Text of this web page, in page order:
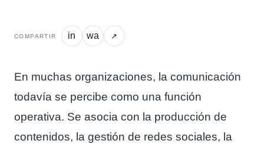
COMPARTIR in wa ↗
En muchas organizaciones, la comunicación
todavía se percibe como una función
operativa. Se asocia con la producción de
contenidos, la gestión de redes sociales, la